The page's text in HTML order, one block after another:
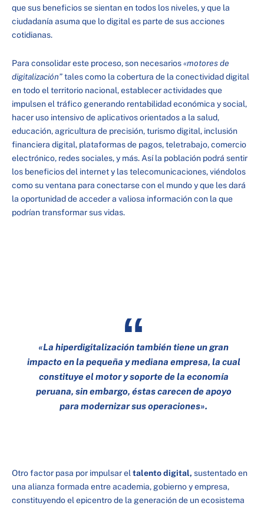
que sus beneficios se sientan en todos los niveles, y que la
ciudadanía asuma que lo digital es parte de sus acciones
cotidianas.
Para consolidar este proceso, son necesarios«motores de
digitalización”tales como la cobertura de la conectividad digital
en todo el territorio nacional, establecer actividades que
impulsen el tráfico generando rentabilidad económica y social,
hacer uso intensivo de aplicativos orientados a la salud,
educación, agricultura de precisión, turismo digital, inclusión
financiera digital, plataformas de pagos, teletrabajo, comercio
electrónico, redes sociales, y más. Así la población podrá sentir
los beneficios del internet y las telecomunicaciones, viéndolos
como su ventana para conectarse con el mundo y que les dará
la oportunidad de acceder a valiosa información con la que
podrían transformar sus vidas.
«La hiperdigitalización también tiene un gran
impacto en la pequeña y mediana empresa, la cual
constituye el motor y soporte de la economía
peruana, sin embargo, éstas carecen de apoyo
para modernizar sus operaciones».
Otro factor pasa por impulsar eltalento digital, sustentado en
una alianza formada entre academia, gobierno y empresa,
constituyendo el epicentro de la generación de un ecosistema